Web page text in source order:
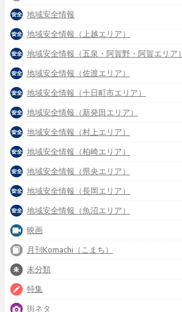
地域安全情報
地域安全情報（上越エリア）
地域安全情報（五泉・阿賀野・阿賀エリア）
地域安全情報（佐渡エリア）
地域安全情報（十日町市エリア）
地域安全情報（新発田エリア）
地域安全情報（村上エリア）
地域安全情報（柏崎エリア）
地域安全情報（県央エリア）
地域安全情報（長岡エリア）
地域安全情報（魚沼エリア）
映画
月刊Komachi（こまち）
未分類
特集
街ネタ